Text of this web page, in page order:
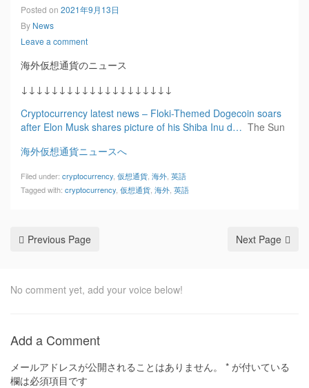
Posted on 2021年9月13日
By News
Leave a comment
海外仮想通貨のニュース
↓↓↓↓↓↓↓↓↓↓↓↓↓↓↓↓↓↓↓↓
Cryptocurrency latest news – Floki-Themed Dogecoin soars
after Elon Musk shares picture of his Shiba Inu d… The Sun
海外仮想通貨ニュースへ
Filed under: cryptocurrency 仮想通貨 海外 英語
Tagged with: cryptocurrency 仮想通貨 海外 英語
Previous Page Next Page
No comment yet, add your voice below!
Add a Comment
メールアドレスが公開されることはありません。 * が付いている
欄は必須項目です